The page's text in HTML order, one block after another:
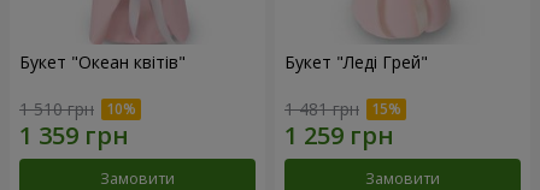
Букет "Океан квітів"
1 510 грн
Замовити
Букет "Леді Грей"
1 481 грн
Замовити